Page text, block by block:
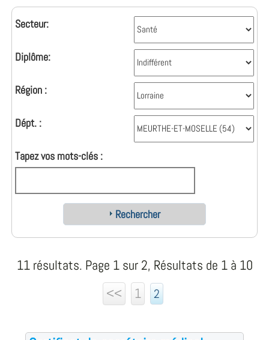
Secteur:
Diplôme:
Région :
Dépt. :
Tapez vos mots-clés :
Rechercher
11 résultats. Page 1 sur 2, Résultats de 1 à 10
<<
1 2